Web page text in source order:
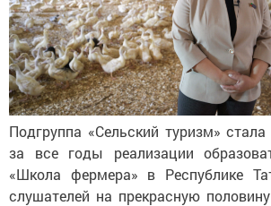
Подгруппа «Сельский туризм»
за все годы реализации
«Школа фермера» в Республике
слушателей на прекрасную